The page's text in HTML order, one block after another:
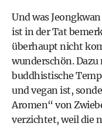
Und was
ist in der Tat
überhaupt nicht
wunderschön. Dazu
buddhistische
und vegan ist,
Aromen“ von
verzichtet, weil die